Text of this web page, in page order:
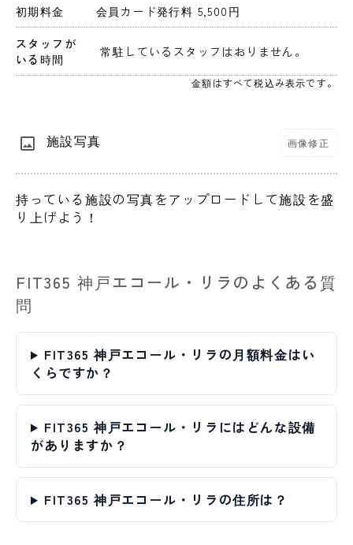
初期料金 会員カード発行料 5,500円
スタッフが
いる時間
常駐しているスタッフはおりません。
金額はすべて税込み表示です。
施設写真 画像修正
持っている施設の写真をアップロードして施設を盛
り上げよう！
FIT365 神戸エコール・リラのよくある質
問
FIT365 神戸エコール・リラの月額料金はい
くらですか？
FIT365 神戸エコール・リラにはどんな設備
がありますか？
FIT365 神戸エコール・リラの住所は？